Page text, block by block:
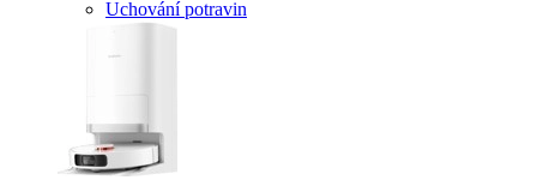
Uchování potravin